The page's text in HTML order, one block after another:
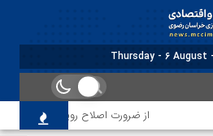
از ضرورت اصلاح رویه‌های بازرسی تا